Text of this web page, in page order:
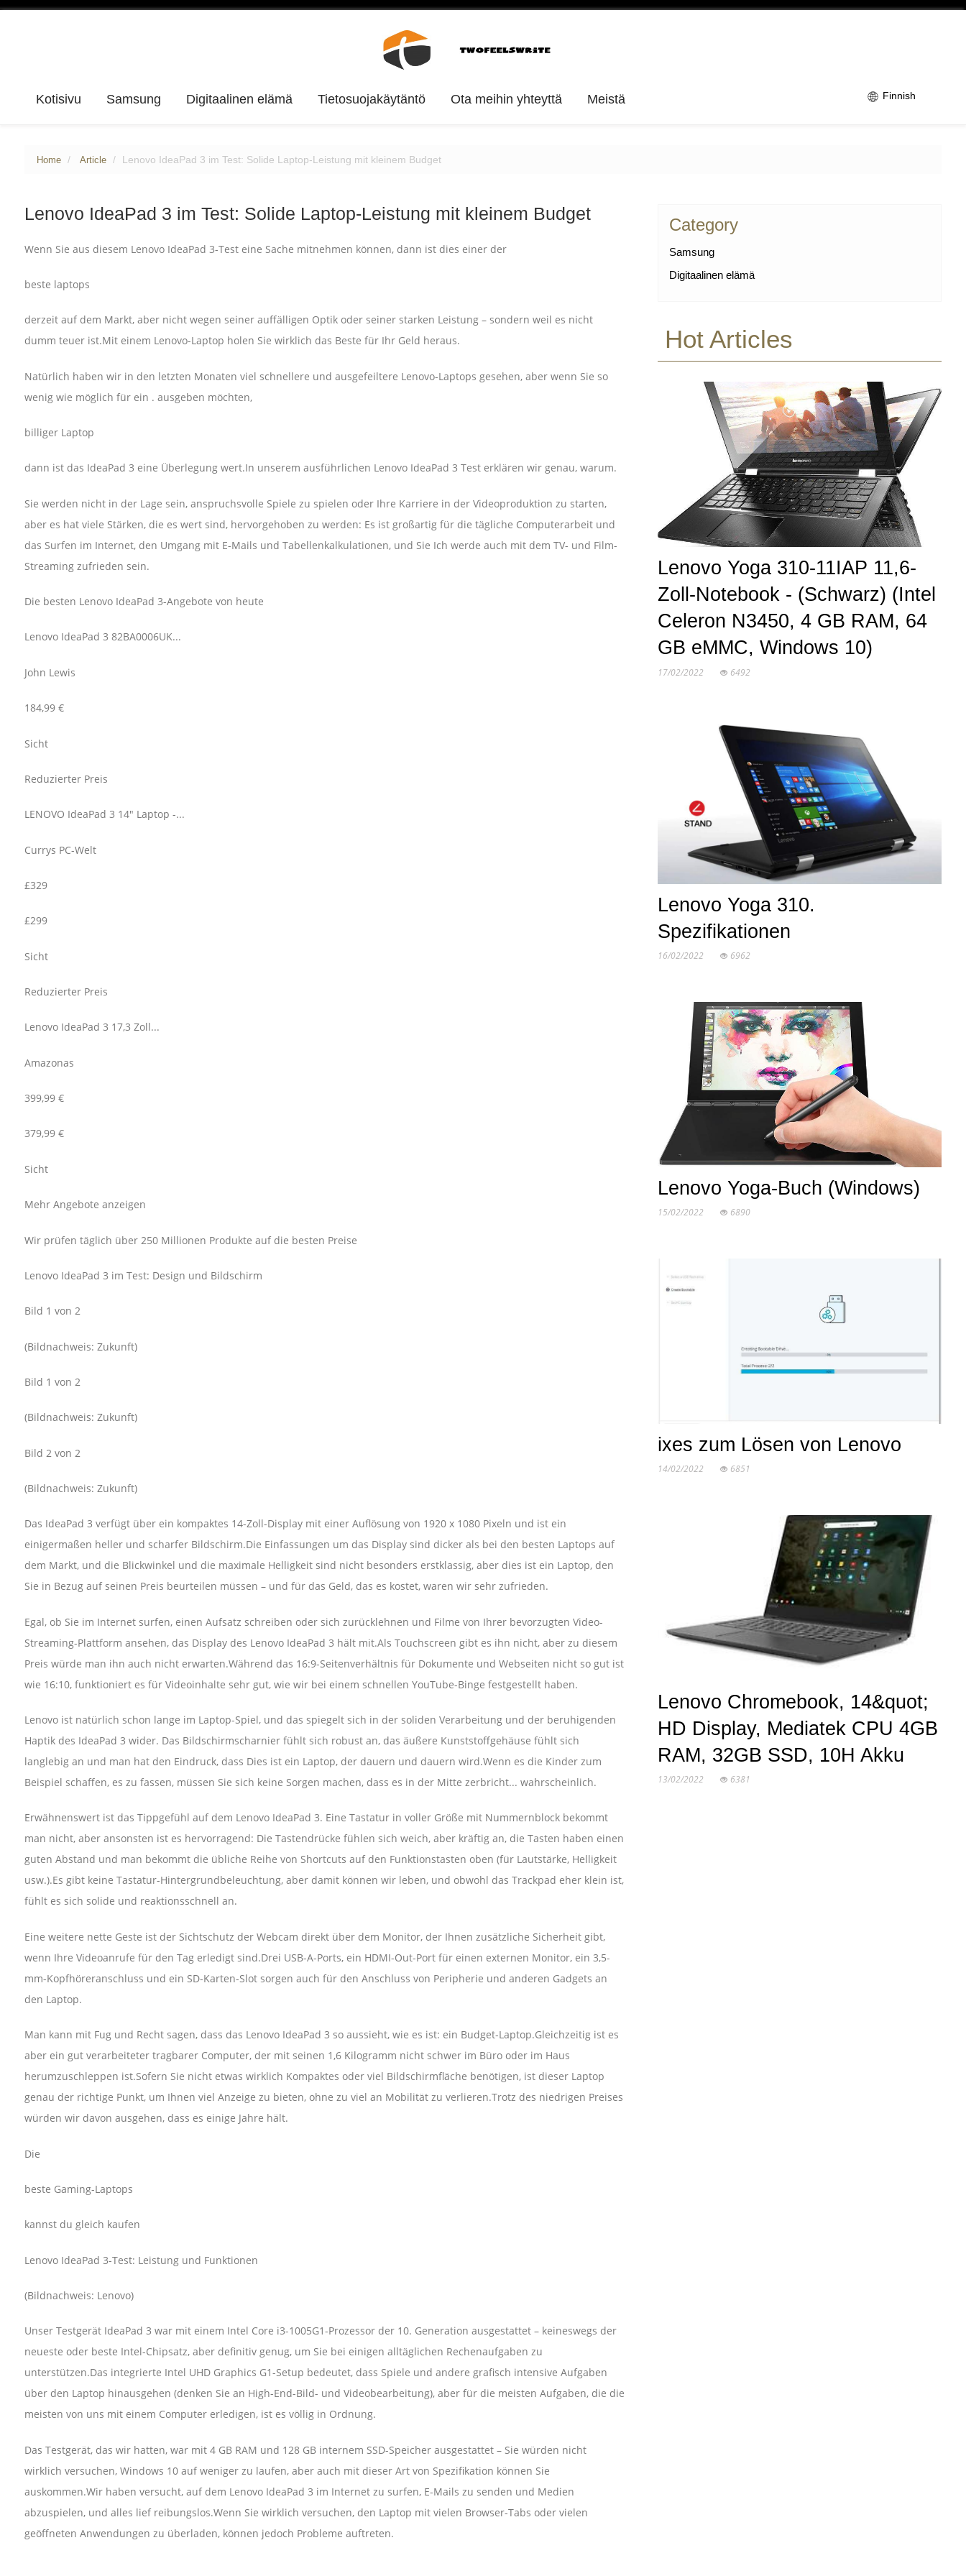
Kotisivu Samsung Digitaalinen elämä Tietosuojakäytäntö Ota meihin yhteyttä Meistä Finnish
Home Article Lenovo IdeaPad 3 im Test: Solide Laptop-Leistung mit kleinem Budget
Lenovo IdeaPad 3 im Test: Solide Laptop-Leistung mit kleinem Budget
Wenn Sie aus diesem Lenovo IdeaPad 3-Test eine Sache mitnehmen können, dann ist dies einer der
beste laptops
derzeit auf dem Markt, aber nicht wegen seiner auffälligen Optik oder seiner starken Leistung – sondern weil es nicht
dumm teuer ist.Mit einem Lenovo-Laptop holen Sie wirklich das Beste für Ihr Geld heraus.
Natürlich haben wir in den letzten Monaten viel schnellere und ausgefeiltere Lenovo-Laptops gesehen, aber wenn Sie so
wenig wie möglich für ein . ausgeben möchten,
billiger Laptop
dann ist das IdeaPad 3 eine Überlegung wert.In unserem ausführlichen Lenovo IdeaPad 3 Test erklären wir genau, warum.
Sie werden nicht in der Lage sein, anspruchsvolle Spiele zu spielen oder Ihre Karriere in der Videoproduktion zu starten,
aber es hat viele Stärken, die es wert sind, hervorgehoben zu werden: Es ist großartig für die tägliche Computerarbeit und
das Surfen im Internet, den Umgang mit E-Mails und Tabellenkalkulationen, und Sie Ich werde auch mit dem TV- und Film-
Streaming zufrieden sein.
Die besten Lenovo IdeaPad 3-Angebote von heute
Lenovo IdeaPad 3 82BA0006UK...
John Lewis
184,99 €
Sicht
Reduzierter Preis
LENOVO IdeaPad 3 14" Laptop -...
Currys PC-Welt
£329
£299
Sicht
Reduzierter Preis
Lenovo IdeaPad 3 17,3 Zoll...
Amazonas
399,99 €
379,99 €
Sicht
Mehr Angebote anzeigen
Wir prüfen täglich über 250 Millionen Produkte auf die besten Preise
Lenovo IdeaPad 3 im Test: Design und Bildschirm
Bild 1 von 2
(Bildnachweis: Zukunft)
Bild 1 von 2
(Bildnachweis: Zukunft)
Bild 2 von 2
(Bildnachweis: Zukunft)
Das IdeaPad 3 verfügt über ein kompaktes 14-Zoll-Display mit einer Auflösung von 1920 x 1080 Pixeln und ist ein
einigermaßen heller und scharfer Bildschirm.Die Einfassungen um das Display sind dicker als bei den besten Laptops auf
dem Markt, und die Blickwinkel und die maximale Helligkeit sind nicht besonders erstklassig, aber dies ist ein Laptop, den
Sie in Bezug auf seinen Preis beurteilen müssen – und für das Geld, das es kostet, waren wir sehr zufrieden.
Egal, ob Sie im Internet surfen, einen Aufsatz schreiben oder sich zurücklehnen und Filme von Ihrer bevorzugten Video-
Streaming-Plattform ansehen, das Display des Lenovo IdeaPad 3 hält mit.Als Touchscreen gibt es ihn nicht, aber zu diesem
Preis würde man ihn auch nicht erwarten.Während das 16:9-Seitenverhältnis für Dokumente und Webseiten nicht so gut ist
wie 16:10, funktioniert es für Videoinhalte sehr gut, wie wir bei einem schnellen YouTube-Binge festgestellt haben.
Lenovo ist natürlich schon lange im Laptop-Spiel, und das spiegelt sich in der soliden Verarbeitung und der beruhigenden
Haptik des IdeaPad 3 wider. Das Bildschirmscharnier fühlt sich robust an, das äußere Kunststoffgehäuse fühlt sich
langlebig an und man hat den Eindruck, dass Dies ist ein Laptop, der dauern und dauern wird.Wenn es die Kinder zum
Beispiel schaffen, es zu fassen, müssen Sie sich keine Sorgen machen, dass es in der Mitte zerbricht... wahrscheinlich.
Erwähnenswert ist das Tippgefühl auf dem Lenovo IdeaPad 3. Eine Tastatur in voller Größe mit Nummernblock bekommt
man nicht, aber ansonsten ist es hervorragend: Die Tastendrücke fühlen sich weich, aber kräftig an, die Tasten haben einen
guten Abstand und man bekommt die übliche Reihe von Shortcuts auf den Funktionstasten oben (für Lautstärke, Helligkeit
usw.).Es gibt keine Tastatur-Hintergrundbeleuchtung, aber damit können wir leben, und obwohl das Trackpad eher klein ist,
fühlt es sich solide und reaktionsschnell an.
Eine weitere nette Geste ist der Sichtschutz der Webcam direkt über dem Monitor, der Ihnen zusätzliche Sicherheit gibt,
wenn Ihre Videoanrufe für den Tag erledigt sind.Drei USB-A-Ports, ein HDMI-Out-Port für einen externen Monitor, ein 3,5-
mm-Kopfhöreranschluss und ein SD-Karten-Slot sorgen auch für den Anschluss von Peripherie und anderen Gadgets an
den Laptop.
Man kann mit Fug und Recht sagen, dass das Lenovo IdeaPad 3 so aussieht, wie es ist: ein Budget-Laptop.Gleichzeitig ist es
aber ein gut verarbeiteter tragbarer Computer, der mit seinen 1,6 Kilogramm nicht schwer im Büro oder im Haus
herumzuschleppen ist.Sofern Sie nicht etwas wirklich Kompaktes oder viel Bildschirmfläche benötigen, ist dieser Laptop
genau der richtige Punkt, um Ihnen viel Anzeige zu bieten, ohne zu viel an Mobilität zu verlieren.Trotz des niedrigen Preises
würden wir davon ausgehen, dass es einige Jahre hält.
Die
beste Gaming-Laptops
kannst du gleich kaufen
Lenovo IdeaPad 3-Test: Leistung und Funktionen
(Bildnachweis: Lenovo)
Unser Testgerät IdeaPad 3 war mit einem Intel Core i3-1005G1-Prozessor der 10. Generation ausgestattet – keineswegs der
neueste oder beste Intel-Chipsatz, aber definitiv genug, um Sie bei einigen alltäglichen Rechenaufgaben zu
unterstützen.Das integrierte Intel UHD Graphics G1-Setup bedeutet, dass Spiele und andere grafisch intensive Aufgaben
über den Laptop hinausgehen (denken Sie an High-End-Bild- und Videobearbeitung), aber für die meisten Aufgaben, die die
meisten von uns mit einem Computer erledigen, ist es völlig in Ordnung.
Das Testgerät, das wir hatten, war mit 4 GB RAM und 128 GB internem SSD-Speicher ausgestattet – Sie würden nicht
wirklich versuchen, Windows 10 auf weniger zu laufen, aber auch mit dieser Art von Spezifikation können Sie
auskommen.Wir haben versucht, auf dem Lenovo IdeaPad 3 im Internet zu surfen, E-Mails zu senden und Medien
abzuspielen, und alles lief reibungslos.Wenn Sie wirklich versuchen, den Laptop mit vielen Browser-Tabs oder vielen
geöffneten Anwendungen zu überladen, können jedoch Probleme auftreten.
Category
Samsung
Digitaalinen elämä
Hot Articles
Lenovo Yoga 310-11IAP 11,6-
Zoll-Notebook - (Schwarz) (Intel
Celeron N3450, 4 GB RAM, 64
GB eMMC, Windows 10)
17/02/2022 6492
Lenovo Yoga 310.
Spezifikationen
16/02/2022 6962
Lenovo Yoga-Buch (Windows)
15/02/2022 6890
ixes zum Lösen von Lenovo
14/02/2022 6851
Lenovo Chromebook, 14&quot;
HD Display, Mediatek CPU 4GB
RAM, 32GB SSD, 10H Akku
13/02/2022 6381